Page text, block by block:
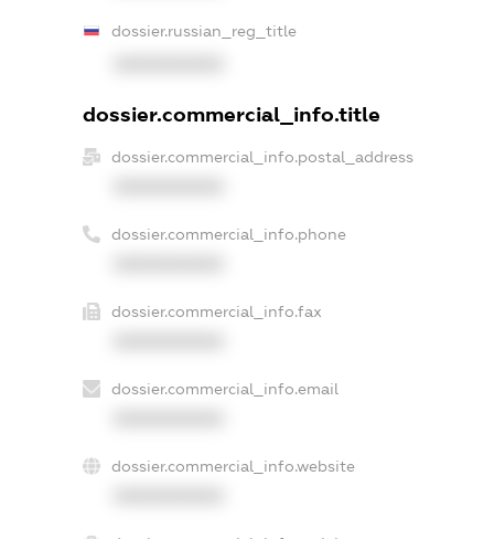
dossier.russian_reg_title
dossier.commercial_info.title
dossier.commercial_info.postal_address
dossier.commercial_info.phone
dossier.commercial_info.fax
dossier.commercial_info.email
dossier.commercial_info.website